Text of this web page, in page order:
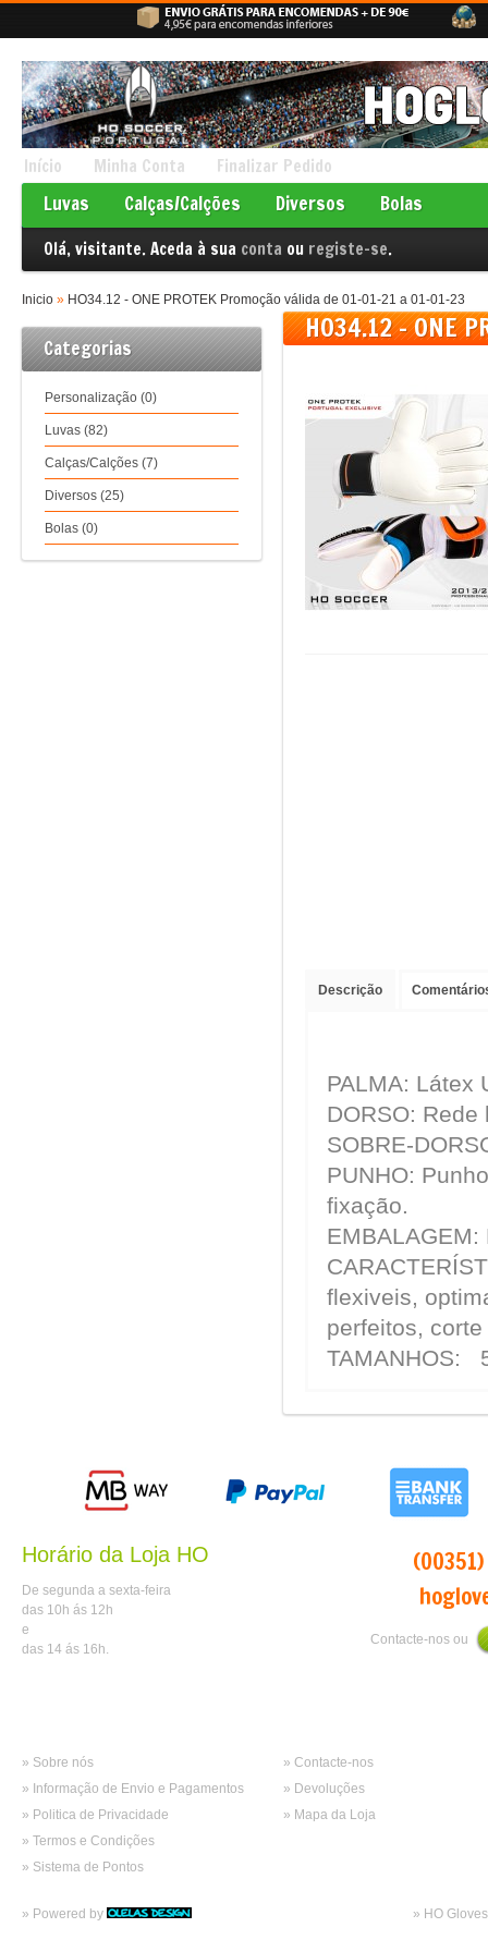
Início Minha Conta Finalizar Pedido
Luvas Calças/Calções Diversos Bolas
Olá, visitante. Aceda à sua conta ou registe-se.
Inicio » HO34.12 - ONE PROTEK Promoção válida de 01-01-21 a 01-01-23
Categorias
Personalização (0)
Luvas (82)
Calças/Calções (7)
Diversos (25)
Bolas (0)
HO34.12 - ONE
Descrição
PALMA: Látex
DORSO:
SOBRE-
PUNHO:
fixação.
flexiveis,
perfeitos,
TAMANHOS:
Horário da Loja HO
De segunda a sexta-feira
das 10h ás 12h
e
das 14 ás 16h.
Contacte-nos ou
» Sobre nós
» Informação de Envio e Pagamentos
» Politica de Privacidade
» Termos e Condições
» Sistema de Pontos
» Contacte-nos
» Devoluções
» Mapa da Loja
» Powered by » HO